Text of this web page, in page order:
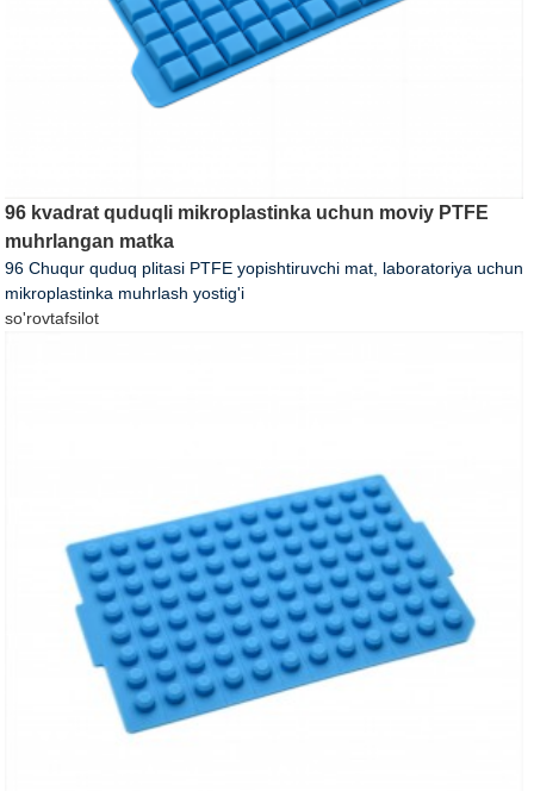
96 kvadrat quduqli mikroplastinka uchun moviy PTFE
muhrlangan matka
96 Chuqur quduq plitasi PTFE yopishtiruvchi mat, laboratoriya uchun
mikroplastinka muhrlash yostig'i
so'rovtafsilot